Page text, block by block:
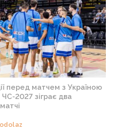
перед матчем з Україною
ЧС-2027 зіграє два